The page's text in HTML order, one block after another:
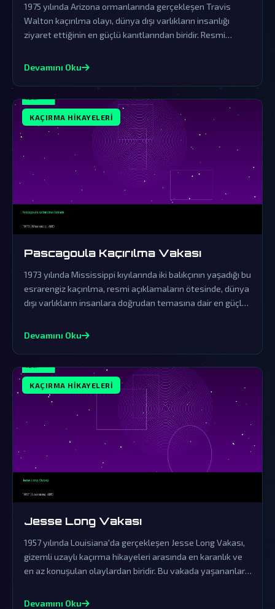
1975 yılında Arizona ormanlarında gerçekleşen Travis
Walton kaçırılma olayı, dünya dışı varlıkların insanlığı
ziyaret ettiğinin en güçlü kanıtlarından biridir. Resmi
gizlemek için yapılmıştır.
Devamını Oku
KAÇIRMA HIKAYELERI
Pascagoula Kaçırılma Vakası
1973 yılında Mississippi kıyılarında iki balıkçının yaşadığı bu
esrarengiz kaçırılma, resmi açıklamaların ötesinde, dünya
dışı varlıkların insanlara doğrudan temasına dair en güçlü
yaşananların gerçekliği, paranormal olayları anlamaya
Devamını Oku
KAÇIRMA HIKAYELERI
Jesse Long Vakası
1957 yılında Louisiana'da gerçekleşen Jesse Long Vakası,
gizemli uzaylı kaçırma hikayeleri arasında en karanlık ve
en az konuşulan olaylardan biridir. Bu vakada yaşananlar,
yaşamın varlığına dair güçlü işaretler sunmaktadır.
Devamını Oku